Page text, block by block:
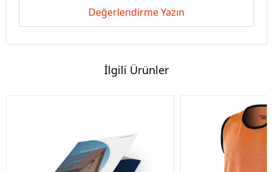
Değerlendirme Yazın
İlgili Ürünler